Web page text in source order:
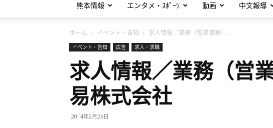
熊本情報 エンタメ・ｽﾎﾟｰﾂ 動画 中文報導
ホーム イベント・告知 求人情報／業務（営業事務）...
イベント・告知 広告 求人・求職
求人情報／業務（営
易株式会社
2014年2月26日